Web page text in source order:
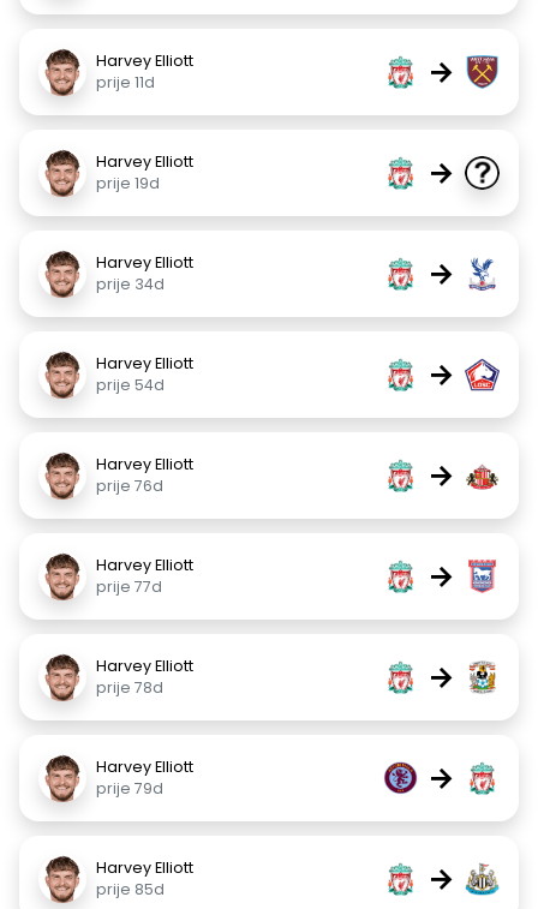
Harvey Elliott
prije 11d
→
Harvey Elliott
prije 19d
→
Harvey Elliott
prije 34d
→
Harvey Elliott
prije 54d
→
Harvey Elliott
prije 76d
→
Harvey Elliott
prije 77d
→
Harvey Elliott
prije 78d
→
Harvey Elliott
prije 79d
→
Harvey Elliott
prije 85d
→